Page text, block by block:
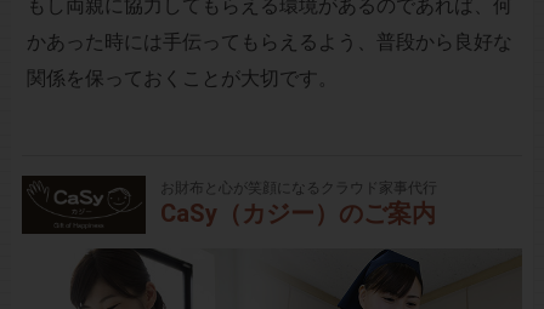
もし両親に協力してもらえる環境があるのであれば、何
かあった時には手伝ってもらえるよう、普段から良好な
関係を保っておくことが大切です。
お財布と心が笑顔になるクラウド家事代行
CaSy（カジー）のご案内